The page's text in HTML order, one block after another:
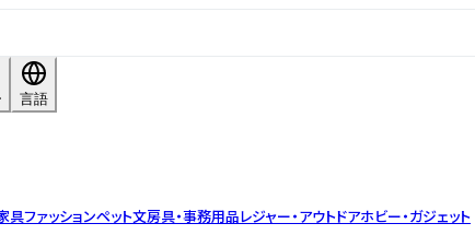
言語
具ファッションペット文房具・事務用品レジャー・アウトドアホビー・ガジェット